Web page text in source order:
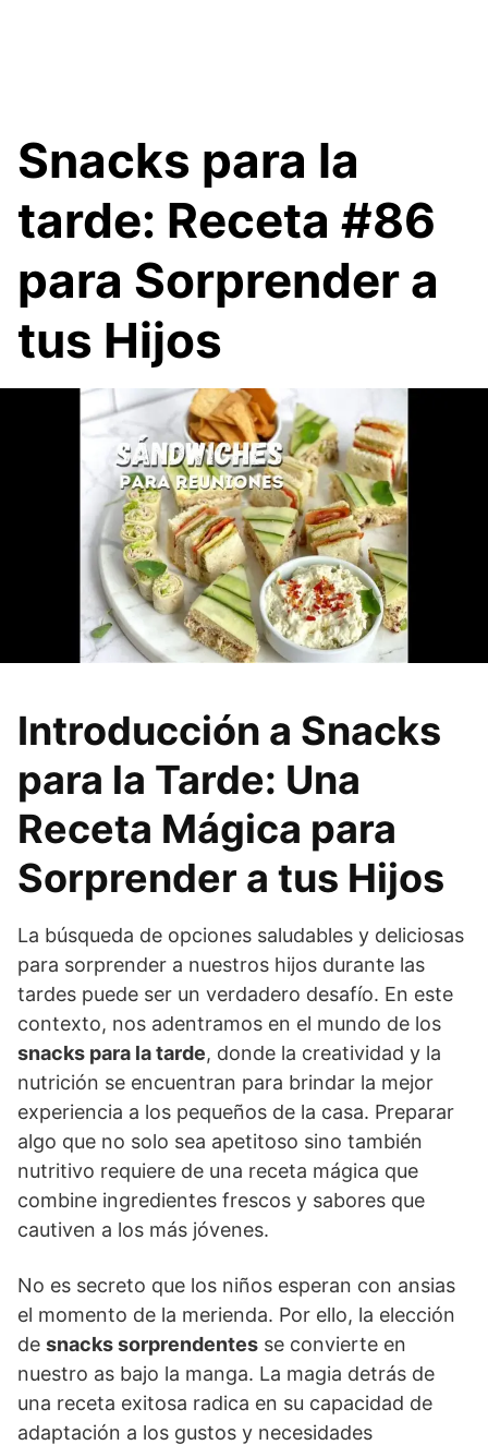
Snacks para la
tarde: Receta #86
para Sorprender a
tus Hijos
Introducción a Snacks
para la Tarde: Una
Receta Mágica para
Sorprender a tus Hijos
La búsqueda de opciones saludables y deliciosas
para sorprender a nuestros hijos durante las
tardes puede ser un verdadero desafío. En este
contexto, nos adentramos en el mundo de los
snacks para la tarde, donde la creatividad y la
nutrición se encuentran para brindar la mejor
experiencia a los pequeños de la casa. Preparar
algo que no solo sea apetitoso sino también
nutritivo requiere de una receta mágica que
combine ingredientes frescos y sabores que
cautiven a los más jóvenes.
No es secreto que los niños esperan con ansias
el momento de la merienda. Por ello, la elección
de snacks sorprendentes se convierte en
nuestro as bajo la manga. La magia detrás de
una receta exitosa radica en su capacidad de
adaptación a los gustos y necesidades